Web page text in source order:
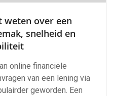
weten over een
snelheid en
online financiële
van een lening via
geworden. Een